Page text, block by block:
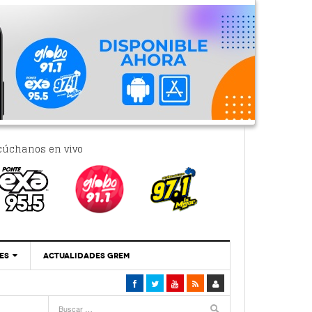
en vivo
‘Se Vale Soñar Con Una Contraloría Ciudadana’
ACTUALIDADES GREM